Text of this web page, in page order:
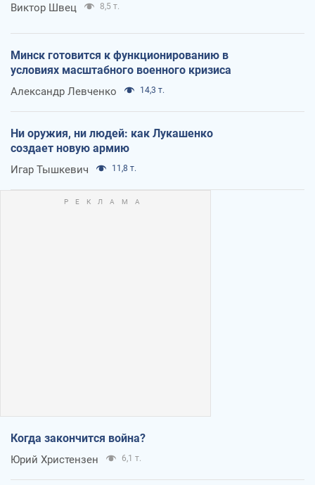
Виктор Швец 8,5 т.
Минск готовится к функционированию в
условиях масштабного военного кризиса
Александр Левченко 14,3 т.
Ни оружия, ни людей: как Лукашенко
создает новую армию
Игар Тышкевич 11,8 т.
Когда закончится война?
Юрий Христензен 6,1 т.